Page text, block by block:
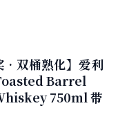
•双桶熟化】爱利
Barrel
750ml 带